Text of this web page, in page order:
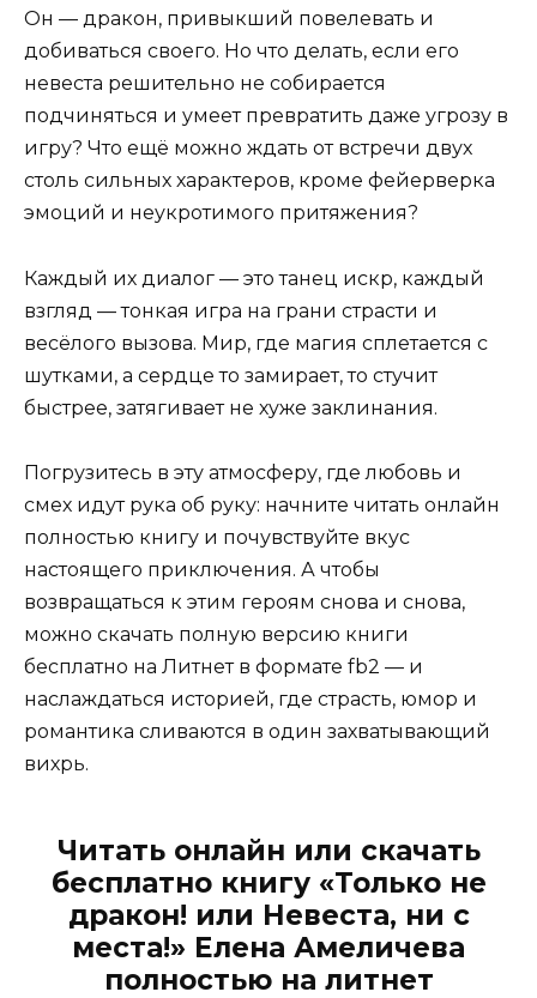
Он — дракон, привыкший повелевать и
добиваться своего. Но что делать, если его
невеста решительно не собирается
подчиняться и умеет превратить даже угрозу в
игру? Что ещё можно ждать от встречи двух
столь сильных характеров, кроме фейерверка
эмоций и неукротимого притяжения?
Каждый их диалог — это танец искр, каждый
взгляд — тонкая игра на грани страсти и
весёлого вызова. Мир, где магия сплетается с
шутками, а сердце то замирает, то стучит
быстрее, затягивает не хуже заклинания.
Погрузитесь в эту атмосферу, где любовь и
смех идут рука об руку: начните читать онлайн
полностью книгу и почувствуйте вкус
настоящего приключения. А чтобы
возвращаться к этим героям снова и снова,
можно скачать полную версию книги
бесплатно на Литнет в формате fb2 — и
наслаждаться историей, где страсть, юмор и
романтика сливаются в один захватывающий
вихрь.
Читать онлайн или скачать
бесплатно книгу «Только не
дракон! или Невеста, ни с
места!» Елена Амеличева
полностью на литнет